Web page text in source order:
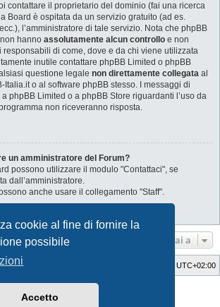
cookie al fine di fornire la
possibile
Accetto
contattare il proprietario del dominio (fai una ricerca
Board è ospitata da un servizio gratuito (ad es.
l’amministratore di tale servizio. Nota che phpBB
hanno assolutamente alcun controllo e non
responsabili di come, dove e da chi viene utilizzata
inutile contattare phpBB Limited o phpBB
questione legale non direttamente collegata al
Italia.it o al software phpBB stesso. I messaggi di
phpBB Limited o a phpBB Store riguardanti l’uso da
non riceveranno risposta.
un amministratore del Forum?
possono utilizzare il modulo "Contattaci", se
dall’amministratore.
anche usare il collegamento "Staff".
Vai a
UTC+02:00
GTA game
phpBB® Forum Software © phpBB Limited